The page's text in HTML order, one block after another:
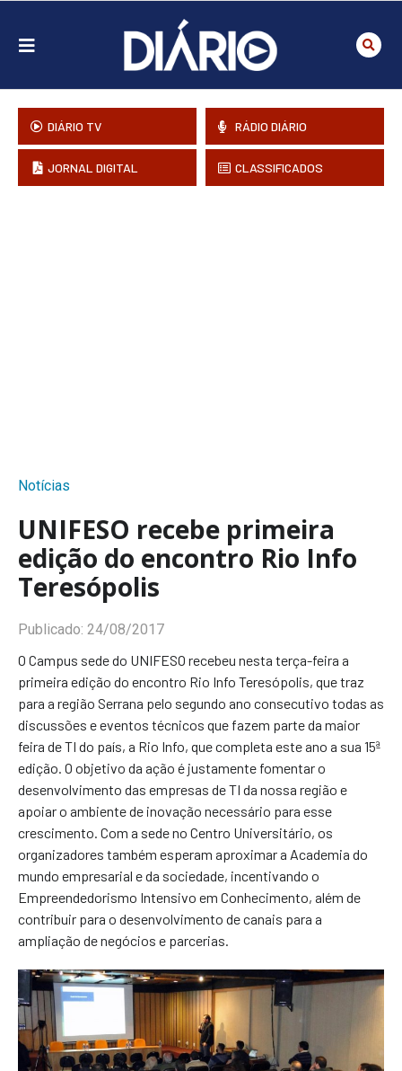
DIÁRIO TV RÁDIO DIÁRIO
JORNAL DIGITAL CLASSIFICADOS
Notícias
UNIFESO recebe primeira
edição do encontro Rio Info
Teresópolis
Publicado: 24/08/2017
O Campus sede do UNIFESO recebeu nesta terça-feira a
primeira edição do encontro Rio Info Teresópolis, que traz
para a região Serrana pelo segundo ano consecutivo todas as
discussões e eventos técnicos que fazem parte da maior
feira de TI do país, a Rio Info, que completa este ano a sua 15ª
edição. O objetivo da ação é justamente fomentar o
desenvolvimento das empresas de TI da nossa região e
apoiar o ambiente de inovação necessário para esse
crescimento. Com a sede no Centro Universitário, os
organizadores também esperam aproximar a Academia do
mundo empresarial e da sociedade, incentivando o
Empreendedorismo Intensivo em Conhecimento, além de
contribuir para o desenvolvimento de canais para a
ampliação de negócios e parcerias.